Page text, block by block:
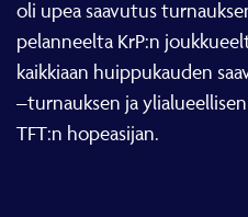
oli upea saavutus
pelanneelta KrP:n
kaikkiaan huippukauden
–turnauksen ja
TFT:n hopeasijan.